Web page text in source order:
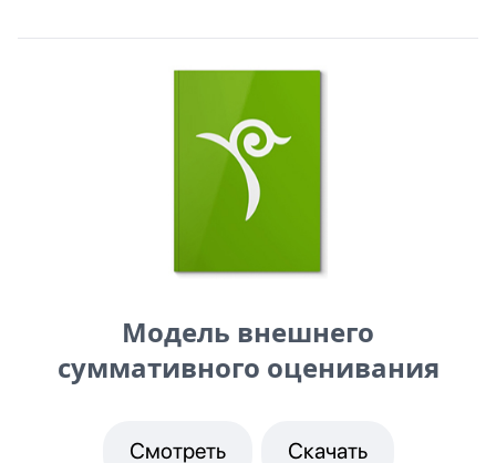
Модель внешнего
суммативного оценивания
Смотреть Скачать